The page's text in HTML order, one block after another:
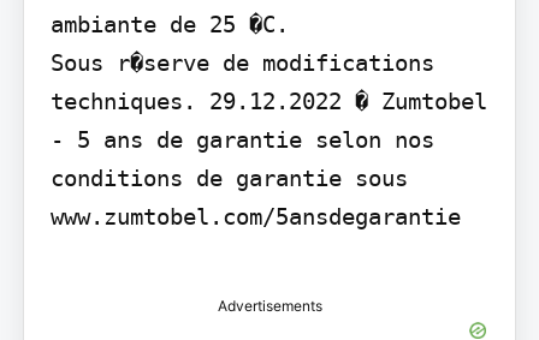
ambiante de 25 �C.
Sous r�serve de modifications
techniques. 29.12.2022 � Zumtobel
- 5 ans de garantie selon nos
conditions de garantie sous
www.zumtobel.com/5ansdegarantie
Advertisements